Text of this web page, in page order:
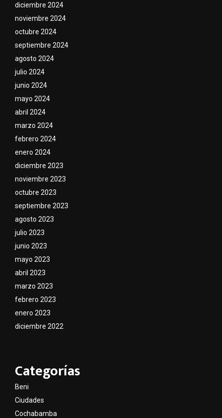
diciembre 2024
noviembre 2024
octubre 2024
septiembre 2024
agosto 2024
julio 2024
junio 2024
mayo 2024
abril 2024
marzo 2024
febrero 2024
enero 2024
diciembre 2023
noviembre 2023
octubre 2023
septiembre 2023
agosto 2023
julio 2023
junio 2023
mayo 2023
abril 2023
marzo 2023
febrero 2023
enero 2023
diciembre 2022
Categorías
Beni
Ciudades
Cochabamba